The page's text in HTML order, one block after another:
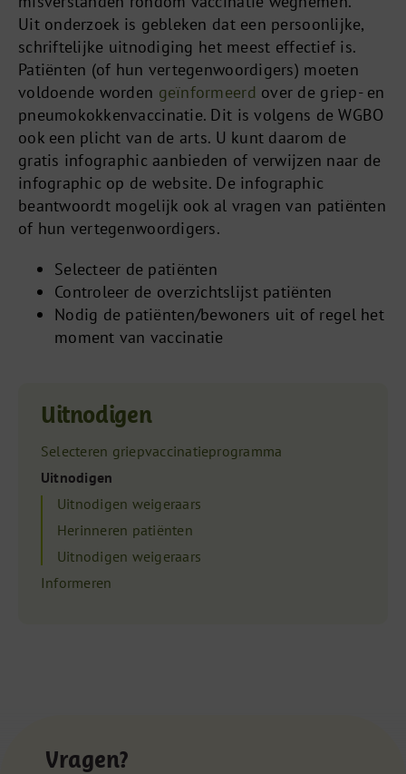
Uit onderzoek is gebleken dat een persoonlijke,
schriftelijke uitnodiging het meest effectief is.
Patiënten (of hun vertegenwoordigers) moeten
voldoende worden geïnformeerd over de griep- en
pneumokokkenvaccinatie. Dit is volgens de WGBO
ook een plicht van de arts. U kunt daarom de
gratis infographic aanbieden of verwijzen naar de
infographic op de website. De infographic
beantwoordt mogelijk ook al vragen van patiënten
of hun vertegenwoordigers.
Selecteer de patiënten
Controleer de overzichtslijst patiënten
Nodig de patiënten/bewoners uit of regel het
moment van vaccinatie
Uitnodigen
Selecteren griepvaccinatieprogramma
Uitnodigen
Uitnodigen weigeraars
Herinneren patiënten
Uitnodigen weigeraars
Informeren
Vragen?